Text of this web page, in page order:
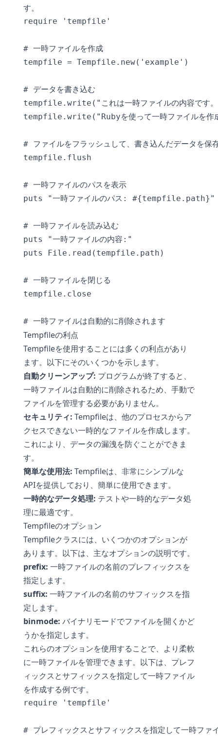
す。
require 'tempfile'
# 一時ファイルを作成
tempfile = Tempfile.new('example')
# データを書き込む
tempfile.write("これは一時ファイルの内容です
tempfile.write("Rubyを使って一時ファイルを作
# ファイルをフラッシュして、書き込んだデータを保
tempfile.flush
# 一時ファイルのパスを表示
puts "一時ファイルのパス: #{tempfile.path}"
# 一時ファイルを読み込む
puts "一時ファイルの内容:"
puts File.read(tempfile.path)
# 一時ファイルを閉じる
tempfile.close
Tempfileの利点
Tempfileを使用することには多くの利点があり
ます。以下にそのいくつかを示します。
自動クリーンアップ: プログラムが終了すると、
一時ファイルは自動的に削除されるため、手動で
ファイルを管理する必要がありません。
セキュリティ: Tempfileは、他のプロセスからア
クセスできない一時的なファイルを作成します。
これにより、データの漏洩を防ぐことができま
す。
簡単な使用法: Tempfileは、非常にシンプルな
APIを提供しており、簡単に使用できます。
一時的なデータ処理: テストや一時的なデータ処
理に最適です。
Tempfileのオプション
Tempfileクラスには、いくつかのオプションが
あります。以下は、主なオプションの説明です。
prefix: 一時ファイルの名前のプレフィックスを
指定します。
suffix: 一時ファイルの名前のサフィックスを指
定します。
binmode: バイナリモードでファイルを開くかど
うかを指定します。
これらのオプションを使用することで、より柔軟
に一時ファイルを管理できます。以下は、プレフ
ィックスとサフィックスを指定して一時ファイル
を作成する例です。
require 'tempfile'
# プレフィックスとサフィックスを指定して一時ファ